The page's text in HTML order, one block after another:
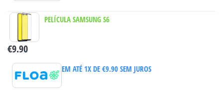
PELÍCULA SAMSUNG S6
€9.90
EM ATÉ 1X DE €9.90SEM JUROS